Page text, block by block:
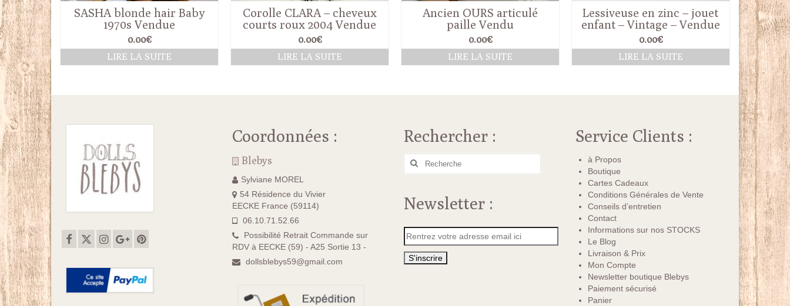
SASHA blonde hair Baby
1970s Vendue
0.00€
LIRE LA SUITE
Corolle CLARA – cheveux
courts roux 2004 Vendue
0.00€
LIRE LA SUITE
Ancien OURS articulé
paille Vendu
0.00€
LIRE LA SUITE
Lessiveuse en zinc – jouet
enfant – Vintage – Vendue
0.00€
LIRE LA SUITE
Coordonnées :
Blebys
Sylviane MOREL
54 Résidence du Vivier
EECKE France (59114)
06.10.71.52.66
Possibilité Retrait Commande sur
RDV à EECKE (59) - A25 Sortie 13 -
dollsblebys59@gmail.com
Rechercher :
Rechercher
Newsletter :
Service Clients :
à Propos
Boutique
Cartes Cadeaux
Conditions Générales de Vente
Conseils d’entretien
Contact
Informations sur nos STOCKS
Le Blog
Livraison & Prix
Mon Compte
Newsletter boutique Blebys
Paiement sécurisé
Panier